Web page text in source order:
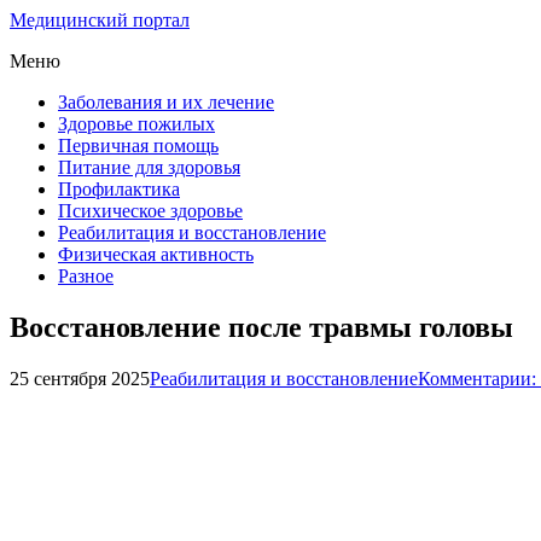
Медицинский портал
Меню
Заболевания и их лечение
Здоровье пожилых
Первичная помощь
Питание для здоровья
Профилактика
Психическое здоровье
Реабилитация и восстановление
Физическая активность
Разное
Восстановление после травмы головы
25 сентября 2025Реабилитация и восстановлениеКомментарии: